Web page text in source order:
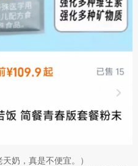
奶，真是不便宜。）